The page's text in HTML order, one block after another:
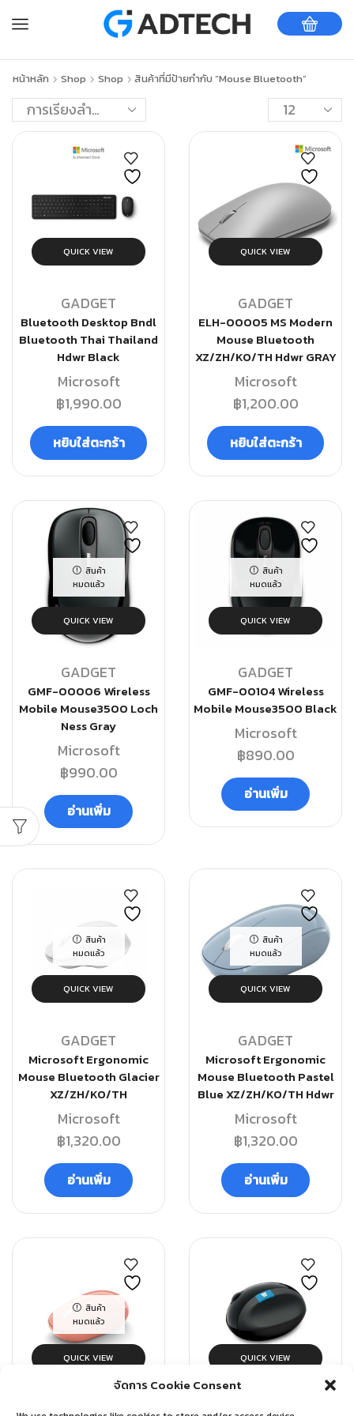
จัดการ Cookie Consent
หน้าหลัก Shop Shop สินค้าที่มีป้ายกำกับ “Mouse Bluetooth”
QUICK VIEW
GADGET
Bluetooth Desktop Bndl
Bluetooth Thai Thailand
Hdwr Black
Microsoft
฿1,990.00
หยิบใส่ตะกร้า
QUICK VIEW
GADGET
ELH-00005 MS Modern
Mouse Bluetooth
XZ/ZH/KO/TH Hdwr GRAY
Microsoft
฿1,200.00
หยิบใส่ตะกร้า
สินค้า
หมดแล้ว
QUICK VIEW
GADGET
GMF-00006 Wireless
Mobile Mouse3500 Loch
Ness Gray
Microsoft
฿990.00
อ่านเพิ่ม
สินค้า
หมดแล้ว
QUICK VIEW
GADGET
GMF-00104 Wireless
Mobile Mouse3500 Black
Microsoft
฿890.00
อ่านเพิ่ม
สินค้า
หมดแล้ว
QUICK VIEW
GADGET
Microsoft Ergonomic
Mouse Bluetooth Glacier
XZ/ZH/KO/TH
Microsoft
฿1,320.00
อ่านเพิ่ม
สินค้า
หมดแล้ว
QUICK VIEW
GADGET
Microsoft Ergonomic
Mouse Bluetooth Pastel
Blue XZ/ZH/KO/TH Hdwr
Microsoft
฿1,320.00
อ่านเพิ่ม
สินค้า
หมดแล้ว
QUICK VIEW
GADGET
QUICK VIEW
GADGET